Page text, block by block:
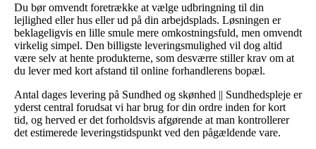
Du bør omvendt foretrække at vælge udbringning til din
lejlighed eller hus eller ud på din arbejdsplads. Løsningen er
beklageligvis en lille smule mere omkostningsfuld, men omvendt
virkelig simpel. Den billigste leveringsmulighed vil dog altid
være selv at hente produkterne, som desværre stiller krav om at
du lever med kort afstand til online forhandlerens bopæl.
Antal dages levering på Sundhed og skønhed || Sundhedspleje er
yderst central forudsat vi har brug for din ordre inden for kort
tid, og herved er det forholdsvis afgørende at man kontrollerer
det estimerede leveringstidspunkt ved den pågældende vare.